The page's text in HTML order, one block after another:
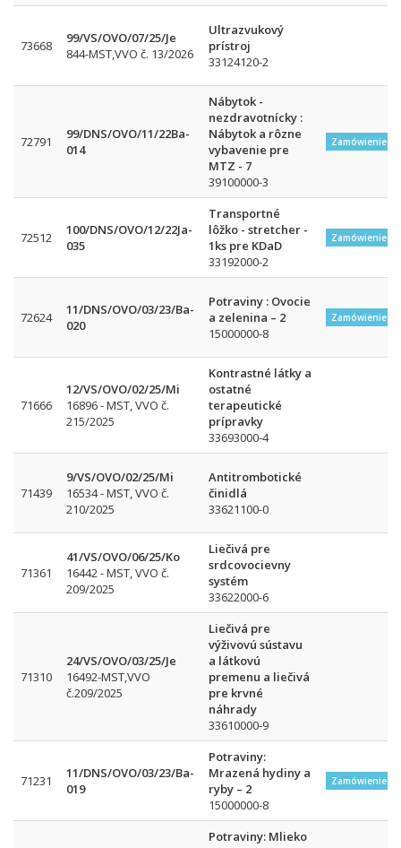
73668
99/VS/OVO/07/25/Je
844-MST,VVO č. 13/2026
Ultrazvukový
prístroj
33124120-2
72791
99/DNS/OVO/11/22Ba-
014
Nábytok -
nezdravotnícky :
Nábytok a rôzne
vybavenie pre
MTZ - 7
39100000-3
Zamówienie w
72512
100/DNS/OVO/12/22Ja-
035
Transportné
lôžko - stretcher -
1ks pre KDaD
33192000-2
Zamówienie w
72624
11/DNS/OVO/03/23/Ba-
020
Potraviny : Ovocie
a zelenina – 2
15000000-8
Zamówienie w
71666
12/VS/OVO/02/25/Mi
16896 - MST, VVO č.
215/2025
Kontrastné látky a
ostatné
terapeutické
prípravky
33693000-4
71439
9/VS/OVO/02/25/Mi
16534 - MST, VVO č.
210/2025
Antitrombotické
činidlá
33621100-0
71361
41/VS/OVO/06/25/Ko
16442 - MST, VVO č.
209/2025
Liečivá pre
srdcovocievny
systém
33622000-6
71310
24/VS/OVO/03/25/Je
16492-MST,VVO
č.209/2025
Liečivá pre
výživovú sústavu
a látkovú
premenu a liečivá
pre krvné
náhrady
33610000-9
71231
11/DNS/OVO/03/23/Ba-
019
Potraviny:
Mrazená hydiny a
ryby – 2
15000000-8
Zamówienie w
Potraviny: Mlieko